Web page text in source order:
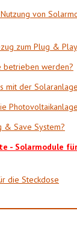
von
zum Plug &
betrieben werden?
mit der
& Save System?
- Solarmodule